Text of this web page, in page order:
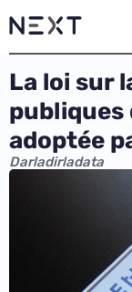
La loi sur
adoptée
Darladirladata